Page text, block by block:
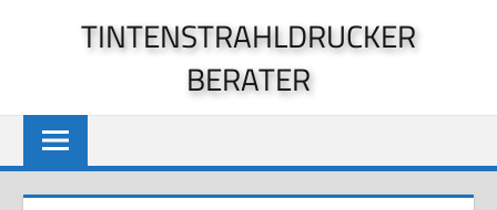
TINTENSTRAHLDRUCKER
BERATER